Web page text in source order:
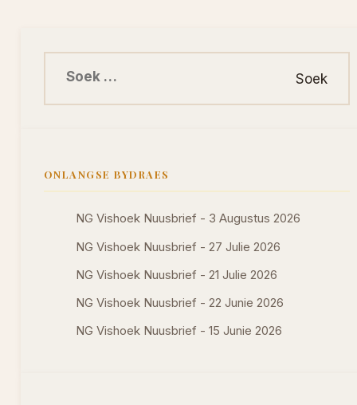
ONLANGSE BYDRAES
NG Vishoek Nuusbrief - 3 Augustus 2026
NG Vishoek Nuusbrief - 27 Julie 2026
NG Vishoek Nuusbrief - 21 Julie 2026
NG Vishoek Nuusbrief - 22 Junie 2026
NG Vishoek Nuusbrief - 15 Junie 2026